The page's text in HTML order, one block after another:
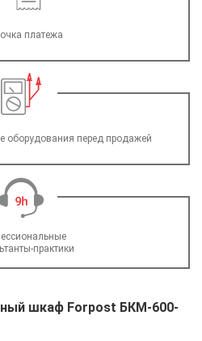
платежа
оборудования перед продажей
практики
шкаф Forpost БКМ-600-